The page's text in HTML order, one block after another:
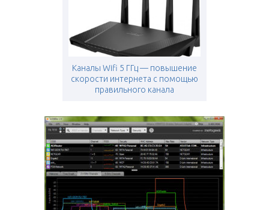
Каналы Wifi 5 ГГц — повышение
скорости интернета с помощью
правильного канала